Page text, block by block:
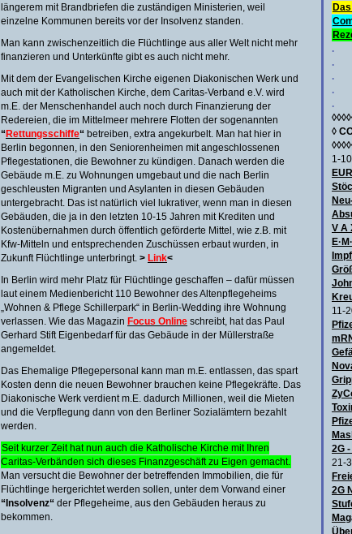
.
.
.
.
.
◊
1-10
V A
11-
2G
21-
2G
längerem mit Brandbriefen die zuständigen Ministerien, weil
einzelne Kommunen bereits vor der Insolvenz standen.
Man kann zwischenzeitlich die Flüchtlinge aus aller Welt nicht mehr
finanzieren und Unterkünfte gibt es auch nicht mehr.
Mit dem der Evangelischen Kirche eigenen Diakonischen Werk und
auch mit der Katholischen Kirche, dem Caritas-Verband e.V. wird
m.E. der Menschenhandel auch noch durch Finanzierung der
Redereien, die im Mittelmeer mehrere Flotten der sogenannten
“ Rettungsschiffe“ betreiben, extra angekurbelt. Man hat hier in
Berlin begonnen, in den Seniorenheimen mit angeschlossenen
Pflegestationen, die Bewohner zu kündigen. Danach werden die
Gebäude m.E. zu Wohnungen umgebaut und die nach Berlin
geschleusten Migranten und Asylanten in diesen Gebäuden
untergebracht. Das ist natürlich viel lukrativer, wenn man in diesen
Gebäuden, die ja in den letzten 10-15 Jahren mit Krediten und
Kostenübernahmen durch öffentlich geförderte Mittel, wie z.B. mit
Kfw-Mitteln und entsprechenden Zuschüssen erbaut wurden, in
Zukunft Flüchtlinge unterbringt. > Link<
In Berlin wird mehr Platz für Flüchtlinge geschaffen – dafür müssen
laut einem Medienbericht 110 Bewohner des Altenpflegeheims
„Wohnen & Pflege Schillerpark“ in Berlin-Wedding ihre Wohnung
verlassen. Wie das Magazin Focus Online schreibt, hat das Paul
Gerhard Stift Eigenbedarf für das Gebäude in der Müllerstraße
angemeldet.
Das Ehemalige Pflegepersonal kann man m.E. entlassen, das spart
Kosten denn die neuen Bewohner brauchen keine Pflegekräfte. Das
Diakonische Werk verdient m.E. dadurch Millionen, weil die Mieten
und die Verpflegung dann von den Berliner Sozialämtern bezahlt
werden.
Seit kurzer Zeit hat nun auch die Katholische Kirche mit Ihren
Caritas-Verbänden sich dieses Finanzgeschäft zu Eigen gemacht.
Man versucht die Bewohner der betreffenden Immobilien, die für
Flüchtlinge hergerichtet werden sollen, unter dem Vorwand einer
“Insolvenz“ der Pflegeheime, aus den Gebäuden heraus zu
bekommen.